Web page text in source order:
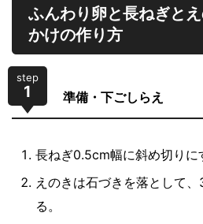
ふんわり卵と長ねぎと
かけの作り方
step
1 準備・下ごしらえ
長ねぎ0.5cm幅に斜め切りに
えのきは石づきを落として
る。